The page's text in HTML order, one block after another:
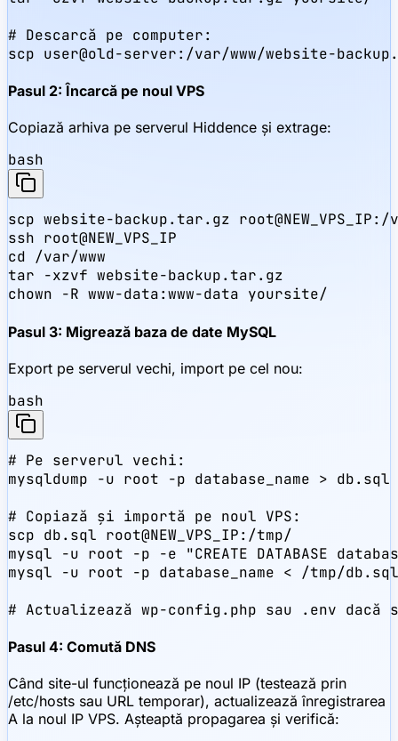
# Descarcă pe computer:
scp user@old-server:/var/www/website-
Pasul 2: Încarcă pe noul VPS
Copiază arhiva pe serverul Hiddence și extrage:
bash
scp website-backup.tar.gz root@NEW_VPS_IP:/
ssh root@NEW_VPS_IP
cd /var/www
tar -xzvf website-backup.tar.gz
chown -R www-data:www-data yoursite/
Pasul 3: Migrează baza de date MySQL
Export pe serverul vechi, import pe cel nou:
bash
# Pe serverul vechi:
mysqldump -u root -p database_name > db.sql
# Copiază și importă pe noul VPS:
scp db.sql root@NEW_VPS_IP:/tmp/
mysql -u root -p -e "CREATE DATABASE
mysql -u root -p database_name < /tmp/db.sql
# Actualizează wp-config.php sau .env dacă
Pasul 4: Comută DNS
Când site-ul funcționează pe noul IP (testează prin
/etc/hosts sau URL temporar), actualizează înregistrarea
A la noul IP VPS. Așteaptă propagarea și verifică: